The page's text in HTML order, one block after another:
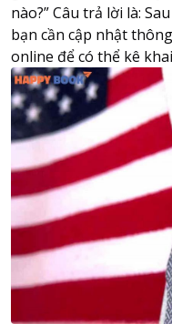
nào?” Câu trả lời là:
bạn cần cập nhật
online để có thể kê